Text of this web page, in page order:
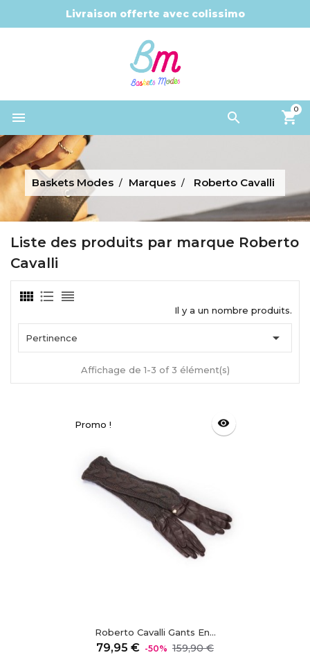
Livraison offerte avec colissimo


0
Baskets Modes Marques Roberto Cavalli
Liste des produits par marque Roberto
Cavalli
Il y a un nombre produits.
Pertinence 
Affichage de 1-3 of 3 élément(s)
Promo ! visibility
Roberto Cavalli Gants En...
79,95 € Prix
-50% 159,90 €Prix